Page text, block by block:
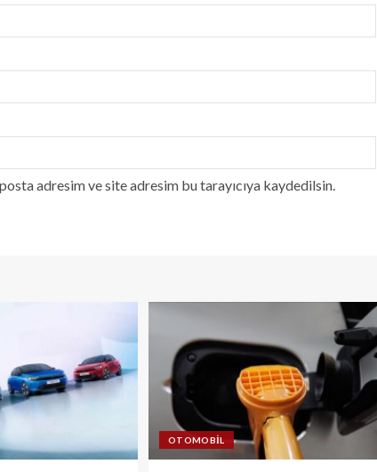
adresim ve site adresim bu tarayıcıya kaydedilsin.
OTOMOBIL